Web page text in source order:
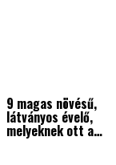
9 magas növésű,
látványos évelő,
melyeknek ott a…